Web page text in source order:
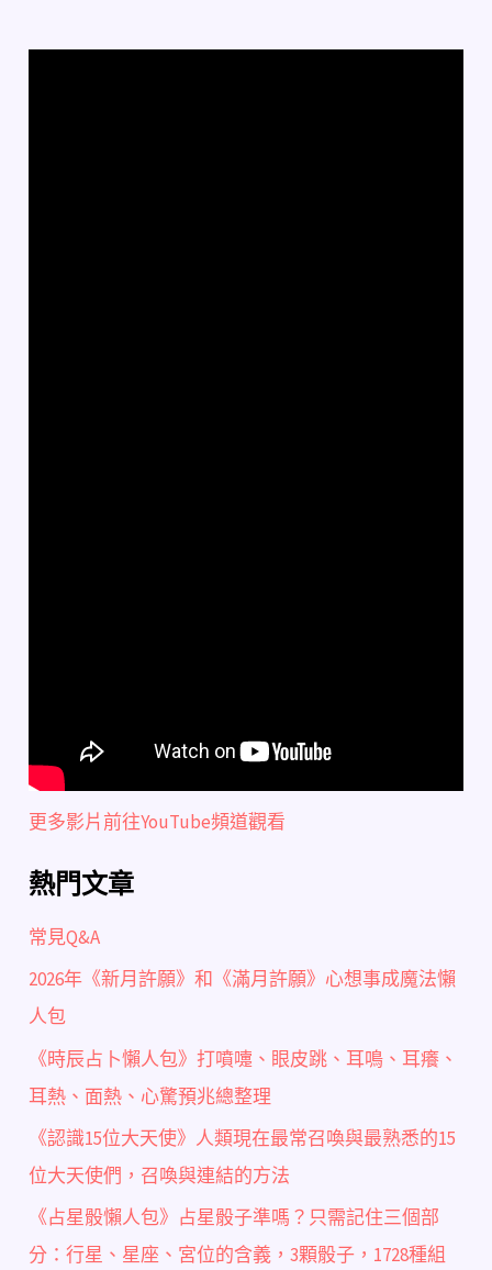
更多影片前往YouTube頻道觀看
熱門文章
常見Q&A
2026年《新月許願》和《滿月許願》心想事成魔法懶
人包
《時辰占卜懶人包》打噴嚏、眼皮跳、耳鳴、耳癢、
耳熱、面熱、心驚預兆總整理
《認識15位大天使》人類現在最常召喚與最熟悉的15
位大天使們，召喚與連結的方法
《占星骰懶人包》占星骰子準嗎？只需記住三個部
分：行星、星座、宮位的含義，3顆骰子，1728種組